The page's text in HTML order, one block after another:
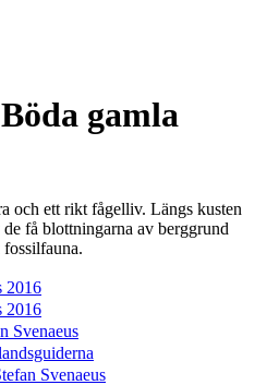
gamla
och ett rikt fågelliv. Längs kusten
få blottningarna av berggrund
2016
2016
Svenaeus
Svenaeus